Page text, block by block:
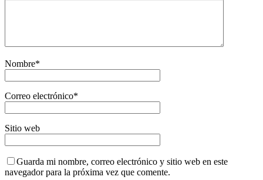
Nombre*
Correo electrónico*
Sitio web
Guarda mi nombre, correo electrónico y sitio web en este
navegador para la próxima vez que comente.